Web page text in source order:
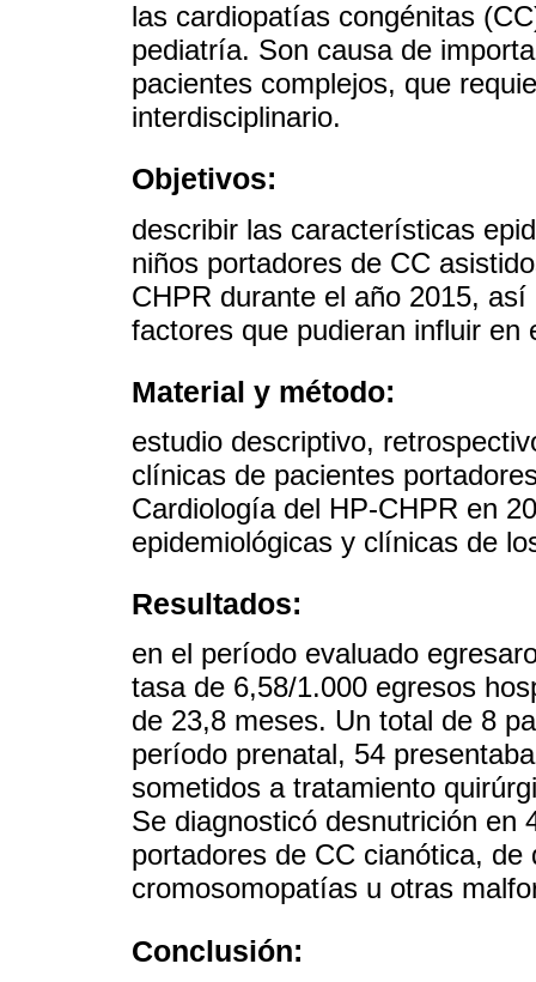
las cardiopatías congénitas
pediatría. Son causa de
pacientes complejos, que
interdisciplinario.
Objetivos:
describir las características
niños portadores de CC
CHPR durante el año 2015,
factores que pudieran influir en
Material y método:
estudio descriptivo,
clínicas de pacientes
Cardiología del HP-CHPR en
epidemiológicas y clínicas de
Resultados:
en el período evaluado
tasa de 6,58/1.000 egresos
de 23,8 meses. Un total de 8
período prenatal, 54
sometidos a tratamiento
Se diagnosticó desnutrición en
portadores de CC cianótica,
cromosomopatías u otras
Conclusión: